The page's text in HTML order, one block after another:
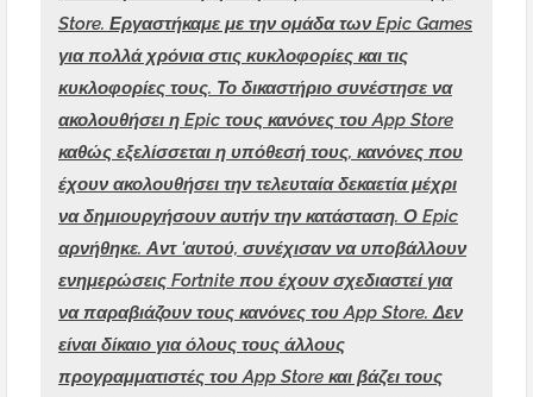
Store. Εργαστήκαμε με την ομάδα των Epic Games
για πολλά χρόνια στις κυκλοφορίες και τις
κυκλοφορίες τους. Το δικαστήριο συνέστησε να
ακολουθήσει η Epic τους κανόνες του App Store
καθώς εξελίσσεται η υπόθεσή τους, κανόνες που
έχουν ακολουθήσει την τελευταία δεκαετία μέχρι
να δημιουργήσουν αυτήν την κατάσταση. Ο Epic
αρνήθηκε. Αντ 'αυτού, συνέχισαν να υποβάλλουν
ενημερώσεις Fortnite που έχουν σχεδιαστεί για
να παραβιάζουν τους κανόνες του App Store.Δεν
είναι δίκαιο για όλους τους άλλους
προγραμματιστές του App Store και βάζει τους